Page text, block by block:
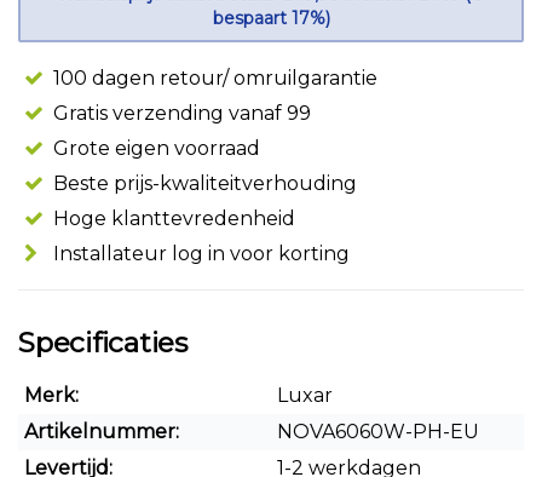
bespaart 17%)
100 dagen retour/ omruilgarantie
Gratis verzending vanaf 99
Grote eigen voorraad
Beste prijs-kwaliteitverhouding
Hoge klanttevredenheid
Installateur log in voor korting
Specificaties
Merk:
Luxar
Artikelnummer:
NOVA6060W-PH-EU
Levertijd:
1-2 werkdagen